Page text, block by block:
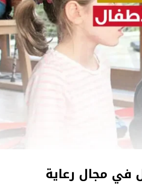
مجال رعاية